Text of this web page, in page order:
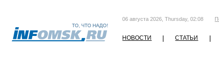
06 августа 2026, Thursday, 02:08
НОВОСТИ | СТАТЬИ |